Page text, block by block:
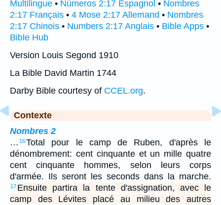
Multilingue • Números 2:17 Espagnol • Nombres
2:17 Français • 4 Mose 2:17 Allemand • Nombres
2:17 Chinois • Numbers 2:17 Anglais • Bible Apps •
Bible Hub
Version Louis Segond 1910
La Bible David Martin 1744
Darby Bible courtesy of CCEL.org.
Contexte
Nombres 2
… 16Total pour le camp de Ruben, d'après le
dénombrement: cent cinquante et un mille quatre
cent cinquante hommes, selon leurs corps
d'armée. Ils seront les seconds dans la marche.
17 Ensuite partira la tente d'assignation, avec le
camp des Lévites placé au milieu des autres